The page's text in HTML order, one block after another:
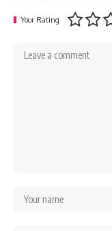
Your Rating